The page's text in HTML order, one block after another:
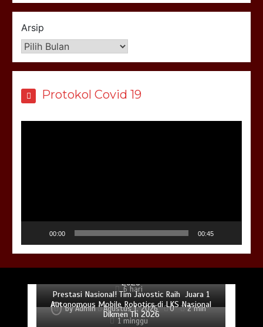
Arsip
Protokol Covid 19
00:00 00:45
6 hari
2026
byAdmin Agustus 1, 2026 0
2 min
1 minggu
Prestasi Nasional! Tim Javostic Raih Juara 1
Autonomous Mobile Robotics di LKS Nasional
Dikmen Th 2026